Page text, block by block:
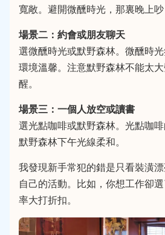
寬敞。避開微醺時光，那裏晚上吵
場景二：約會或朋友聊天
選微醺時光或默野森林。微醺時
環境溫馨。注意默野森林不能太
醒。
場景三：一個人放空或讀書
選光點咖啡或默野森林。光點咖
默野森林下午光線柔和。
我發現新手常犯的錯是只看裝潢
自己的活動。比如，你想工作卻
率大打折扣。